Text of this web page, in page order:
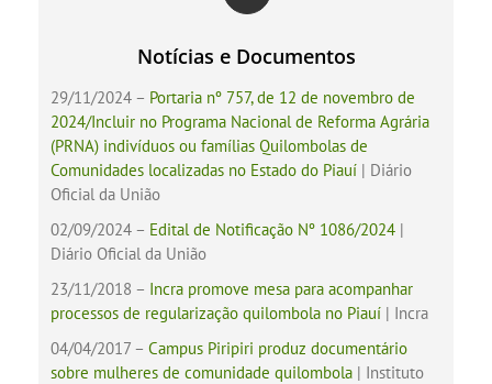
Notícias e Documentos
29/11/2024 – Portaria nº 757, de 12 de novembro de
2024/Incluir no Programa Nacional de Reforma Agrária
(PRNA) indivíduos ou famílias Quilombolas de
Comunidades localizadas no Estado do Piauí | Diário
Oficial da União
02/09/2024 – Edital de Notificação Nº 1086/2024 |
Diário Oficial da União
23/11/2018 – Incra promove mesa para acompanhar
processos de regularização quilombola no Piauí | Incra
04/04/2017 –Campus Piripiri produz documentário
sobre mulheres de comunidade quilombola | Instituto